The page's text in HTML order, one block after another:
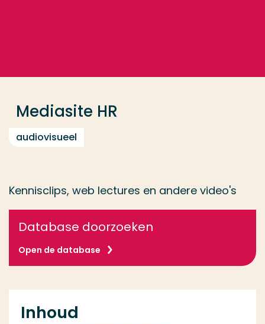
Mediasite HR
audiovisueel
Kennisclips, web lectures en andere video's
Database doorzoeken
Open de database
Inhoud
Opleiding
Contact